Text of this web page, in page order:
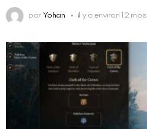
par Yohan il y a environ 12 mois